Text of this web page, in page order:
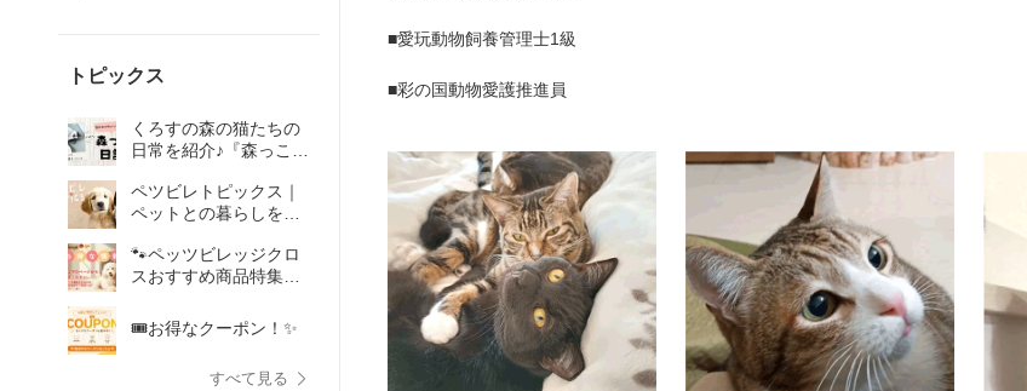
トピックス
くろすの森の猫たちの
日常を紹介♪『森っこ日
ペツビレトピックス｜
ペットとの暮らしをハ
🐾ペッツビレッジクロ
スおすすめ商品特集🐶
🎟️お得なクーポン！✨
すべて見る
■愛玩動物飼養管理士1級
■彩の国動物愛護推進員